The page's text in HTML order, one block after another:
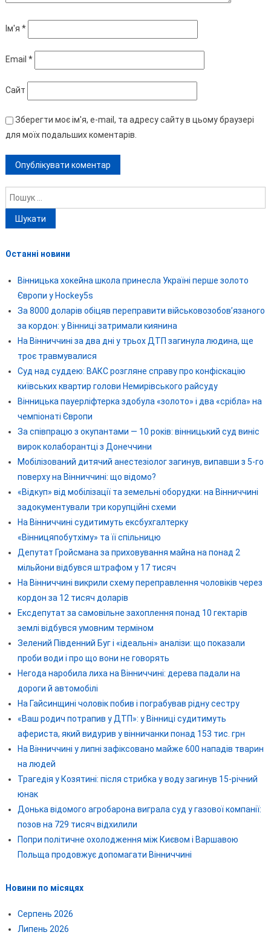
Ім'я *
Email *
Сайт
Зберегти моє ім'я, e-mail, та адресу сайту в цьому браузері
для моїх подальших коментарів.
Пошук:
Останні новини
Вінницька хокейна школа принесла Україні перше золото
Європи у Hockey5s
За 8000 доларів обіцяв переправити військовозобов’язаного
за кордон: у Вінниці затримали киянина
На Вінниччині за два дні у трьох ДТП загинула людина, ще
троє травмувалися
Суд над суддею: ВАКС розгляне справу про конфіскацію
київських квартир голови Немирівського райсуду
Вінницька пауерліфтерка здобула «золото» і два «срібла» на
чемпіонаті Європи
За співпрацю з окупантами — 10 років: вінницький суд виніс
вирок колаборантці з Донеччини
Мобілізований дитячий анестезіолог загинув, випавши з 5-го
поверху на Вінниччині: що відомо?
«Відкуп» від мобілізації та земельні оборудки: на Вінниччині
задокументували три корупційні схеми
На Вінниччині судитимуть ексбухгалтерку
«Вінницяпобутхіму» та її спільницю
Депутат Гройсмана за приховування майна на понад 2
мільйони відбувся штрафом у 17 тисяч
На Вінниччині викрили схему переправлення чоловіків через
кордон за 12 тисяч доларів
Ексдепутат за самовільне захоплення понад 10 гектарів
землі відбувся умовним терміном
Зелений Південний Буг і «ідеальні» аналізи: що показали
проби води і про що вони не говорять
Негода наробила лиха на Вінниччині: дерева падали на
дороги й автомобілі
На Гайсинщині чоловік побив і пограбував рідну сестру
«Ваш родич потрапив у ДТП»: у Вінниці судитимуть
афериста, який видурив у вінничанки понад 153 тис. грн
На Вінниччині у липні зафіксовано майже 600 нападів тварин
на людей
Трагедія у Козятині: після стрибка у воду загинув 15-річний
юнак
Донька відомого агробарона виграла суд у газової компанії:
позов на 729 тисяч відхилили
Попри політичне охолодження між Києвом і Варшавою
Польща продовжує допомагати Вінниччині
Новини по місяцях
Серпень 2026
Липень 2026